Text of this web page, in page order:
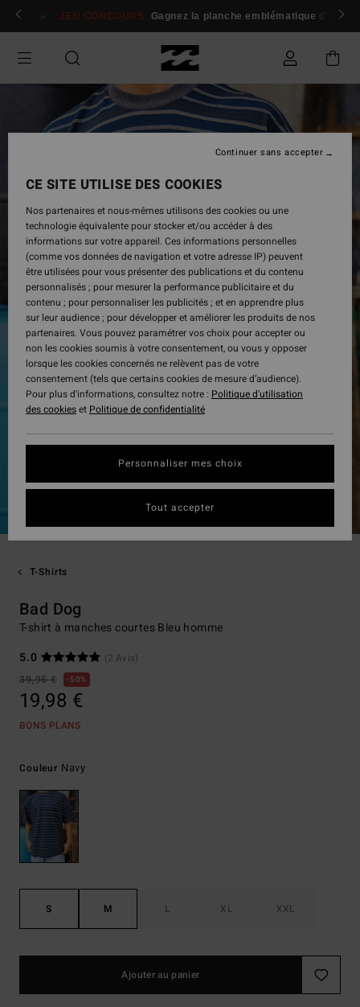
Passer
produit
Se connecter / s'inscrire
JEU CONCOURS Gagnez la planche emblématique d'Andy
T-Shirts
Bad Dog
T-shirt à manches courtes Bleu homme
5.0
(2 Avis)
39,95 €
50%
19,98 €
BONS PLANS
Couleur Navy
S M L XL XXL
Ajouter au panier
CE SITE UTILISE DES COOKIES
Nos partenaires et nous-mêmes utilisons des cookies ou une
technologie équivalente pour stocker et/ou accéder à des
informations sur votre appareil. Ces informations personnelles
(comme vos données de navigation et votre adresse IP) peuvent
être utilisées pour vous présenter des publications et du contenu
personnalisés ; pour mesurer la performance publicitaire et du
contenu ; pour personnaliser les publicités ; et en apprendre plus
sur leur audience ; pour développer et améliorer les produits de nos
partenaires. Vous pouvez paramétrer vos choix pour accepter ou
non les cookies soumis à votre consentement, ou vous y opposer
lorsque les cookies concernés ne relèvent pas de votre
consentement (tels que certains cookies de mesure d’audience).
Pour plus d'informations, consultez notre : Politique d'utilisation
des cookieset Politique de confidentialité
Personnaliser mes choix
Continuer sans accepter
Tout accepter